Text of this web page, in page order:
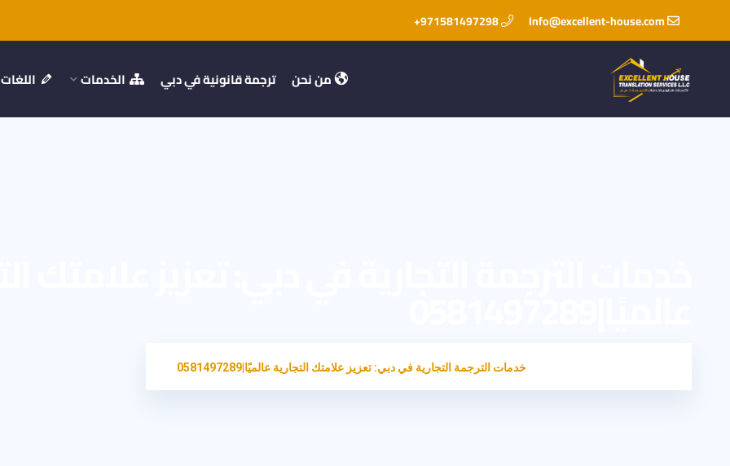
Info@excellent-house.com
971581497298+
من نحن ترجمة قانونية في دبي الخدمات اللغات
خدمات الترجمة التجارية في دبي: تعزيز علامتك التجارية عالميًا|0581497289